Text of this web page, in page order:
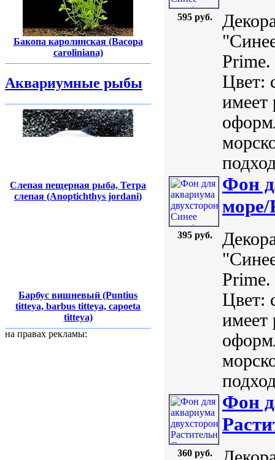
Бакопа каролинская (Bасора
caroliniana)
Аквариумные рыбы
Слепая пещерная рыба, Тетра
слепая (Anoptichthys jordani)
Барбус вишневый (Puntius
titteya, barbus titteya, capoeta
titteya)
на правах рекламы:
595 руб.
Цвет:
имеет
395 руб.
Фон
море/
Цвет:
имеет
360 руб.
Фон